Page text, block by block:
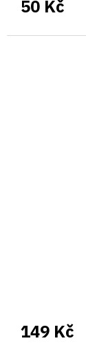
50 Kč
149 Kč